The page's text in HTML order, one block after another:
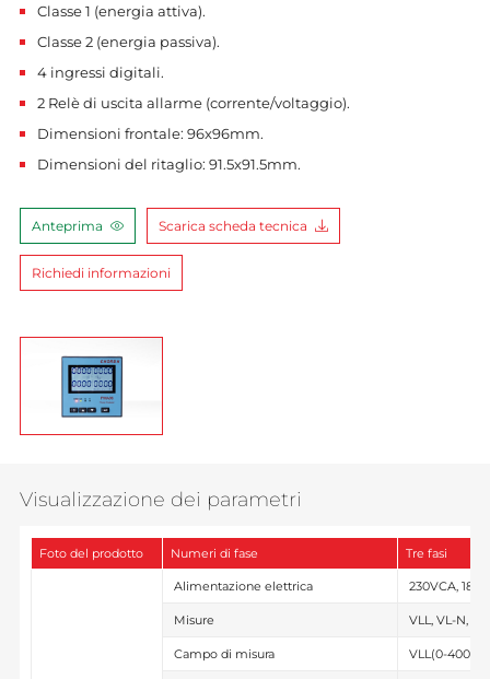
Classe 1 (energia attiva).
Classe 2 (energia passiva).
4 ingressi digitali.
2 Relè di uscita allarme (corrente/voltaggio).
Dimensioni frontale: 96x96mm.
Dimensioni del ritaglio: 91.5x91.5mm.
Anteprima Scarica scheda tecnica
Richiedi informazioni
Visualizzazione dei parametri
Foto del prodotto Numeri di fase Tre fasi
Alimentazione elettrica 230VCA, 18-
Misure VLL, VL-N,
Campo di misura VLL(0-400V)